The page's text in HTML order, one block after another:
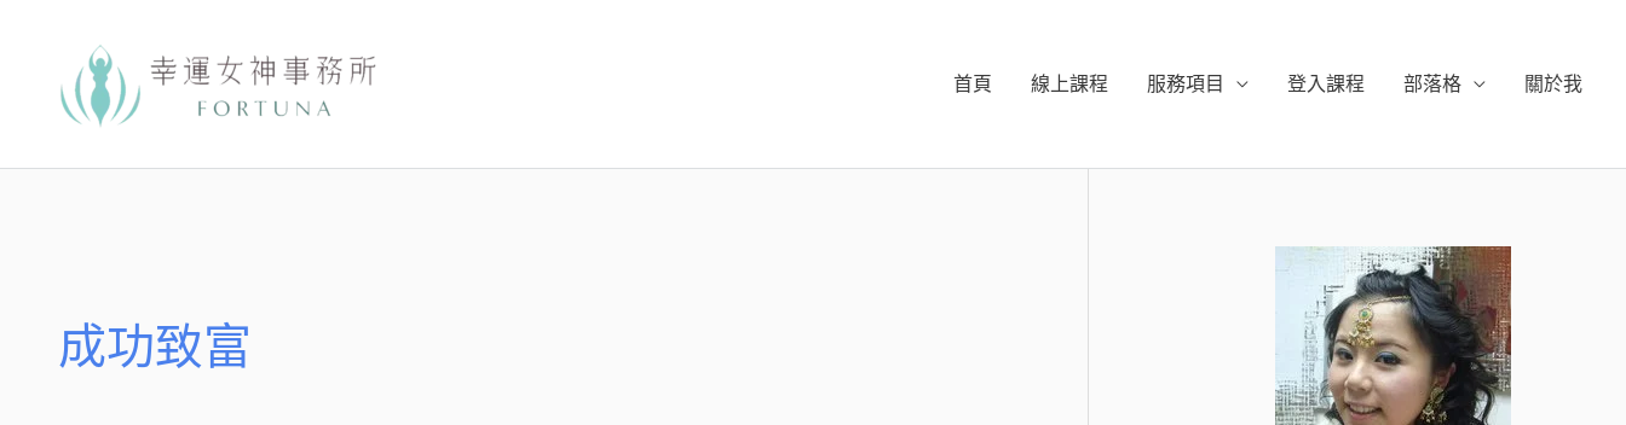
首頁 線上課程 服務項目 登入課程 部落格 關於我
成功致富